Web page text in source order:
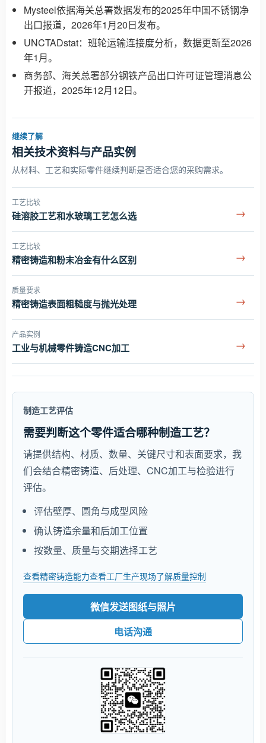
Mysteel依据海关总署数据发布的2025年中国不锈钢净
出口报道，2026年1月20日发布。
UNCTADstat：班轮运输连接度分析，数据更新至2026
年1月。
商务部、海关总署部分钢铁产品出口许可证管理消息公
开报道，2025年12月12日。
继续了解
相关技术资料与产品实例
从材料、工艺和实际零件继续判断是否适合您的采购需求。
工艺比较
硅溶胶工艺和水玻璃工艺怎么选 →
工艺比较
精密铸造和粉末冶金有什么区别 →
质量要求
精密铸造表面粗糙度与抛光处理 →
产品实例
工业与机械零件铸造CNC加工 →
制造工艺评估
需要判断这个零件适合哪种制造工艺？
请提供结构、材质、数量、关键尺寸和表面要求，我
们会结合精密铸造、后处理、CNC加工与检验进行
评估。
评估壁厚、圆角与成型风险
确认铸造余量和后加工位置
按数量、质量与交期选择工艺
查看精密铸造能力查看工厂生产现场了解质量控制
微信发送图纸与照片
电话沟通